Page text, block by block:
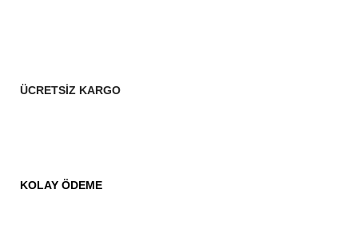
ÜCRETSİZ KARGO
KOLAY ÖDEME